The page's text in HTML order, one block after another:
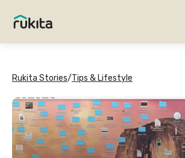
Rukita Stories/Tips & Lifestyle